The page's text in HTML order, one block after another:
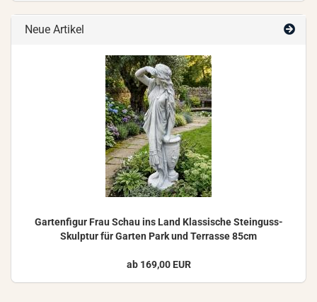
Neue Artikel
Gar­ten­fi­gur Frau Schau ins Land Klas­si­sche Steinguss-​
Skulptur für Gar­ten Park und Ter­ras­se 85cm
ab 169,00 EUR